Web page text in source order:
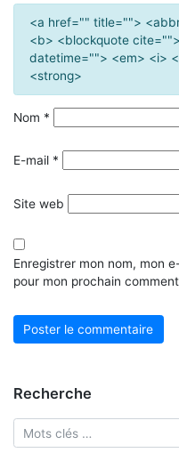
<a href="" title="">
<b> <blockquote
datetime=""> <em> <i>
<strong>
Nom *
E-mail *
Site web
Enregistrer mon nom, mon
pour mon prochain
Recherche